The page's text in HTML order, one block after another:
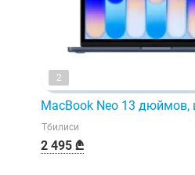
2
MacBook Neo 13 дюймов,
Тбилиси
2 495 ₾